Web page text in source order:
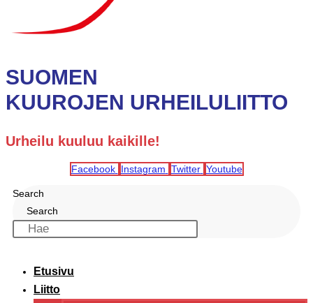
SUOMEN
KUUROJEN URHEILULIITTO
Urheilu kuuluu kaikille!
Facebook Instagram Twitter Youtube
Search
Search
Etusivu
Liitto